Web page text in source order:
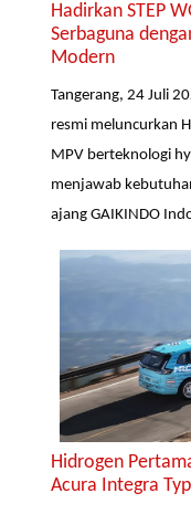
Hadirkan STEP
Serbaguna
Modern
Tangerang, 24 Juli
resmi meluncurkan
MPV berteknologi
menjawab
ajang GAIKINDO
Hidrogen
Acura Integra